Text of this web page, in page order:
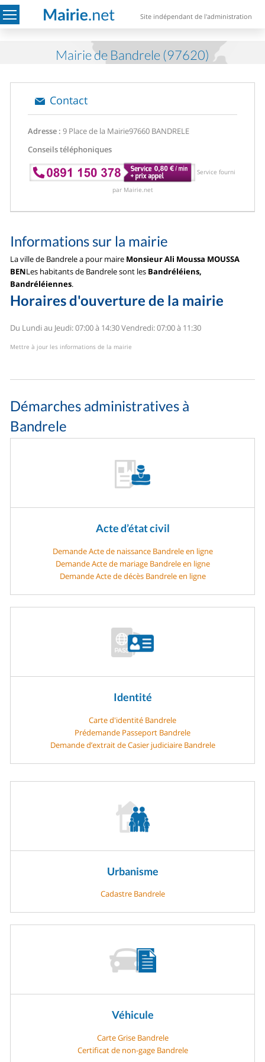
Site indépendant de l'administration
Mairie de Bandrele (97620)
Contact
Adresse : 9 Place de la Mairie97660 BANDRELE
Conseils téléphoniques
Service fourni
par Mairie.net
Informations sur la mairie
La ville de Bandrele a pour maire Monsieur Ali Moussa MOUSSA
BENLes habitants de Bandrele sont les Bandréléiens,
Bandréléiennes.
Horaires d'ouverture de la mairie
Du Lundi au Jeudi: 07:00 à 14:30Vendredi: 07:00 à 11:30
Mettre à jour les informations de la mairie
Démarches administratives à
Bandrele
Acte d’état civil
Demande Acte de naissance Bandrele en ligne
Demande Acte de mariage Bandrele en ligne
Demande Acte de décès Bandrele en ligne
Identité
Carte d'identité Bandrele
Prédemande Passeport Bandrele
Demande d’extrait de Casier judiciaire Bandrele
Urbanisme
Cadastre Bandrele
Véhicule
Carte Grise Bandrele
Certificat de non-gage Bandrele